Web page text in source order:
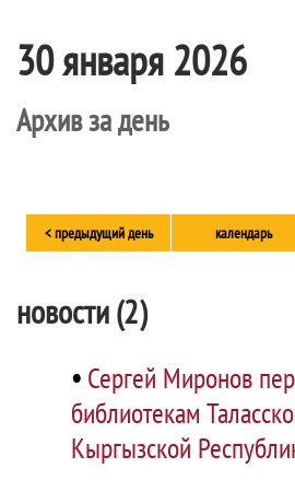
30 января 2026
Архив за день
< предыдущий день календарь
новости (2)
• Сергей Миронов
библиотекам
Кыргызской